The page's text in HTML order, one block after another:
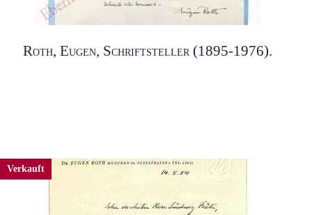
Roth, Eugen, Schriftsteller (1895-1976).
Verkauft